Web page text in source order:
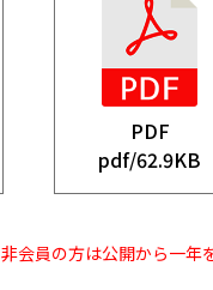
PDF
pdf/62.9KB
非会員の方は公開から一年